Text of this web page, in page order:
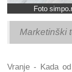
Foto
Marketinški
Vranje - Kada